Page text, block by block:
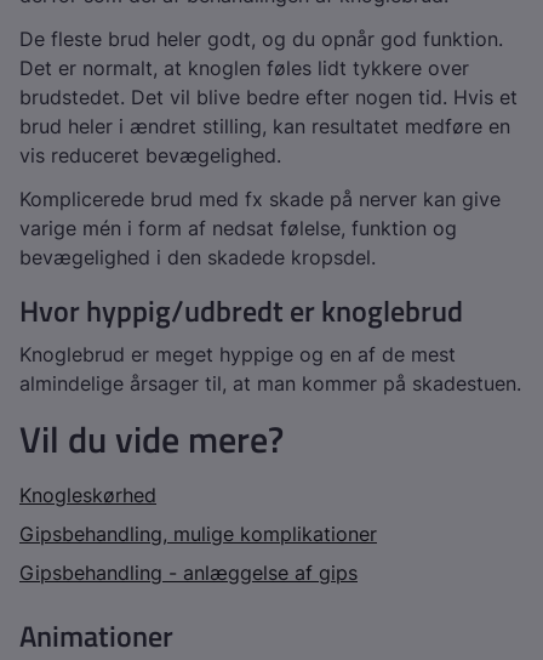
De fleste brud heler godt, og du opnår god funktion.
Det er normalt, at knoglen føles lidt tykkere over
brudstedet. Det vil blive bedre efter nogen tid. Hvis et
brud heler i ændret stilling, kan resultatet medføre en
vis reduceret bevægelighed.
Komplicerede brud med fx skade på nerver kan give
varige mén i form af nedsat følelse, funktion og
bevægelighed i den skadede kropsdel.
Hvor hyppig/udbredt er knoglebrud
Knoglebrud er meget hyppige og en af de mest
almindelige årsager til, at man kommer på skadestuen.
Vil du vide mere?
Knogleskørhed
Gipsbehandling, mulige komplikationer
Gipsbehandling - anlæggelse af gips
Animationer